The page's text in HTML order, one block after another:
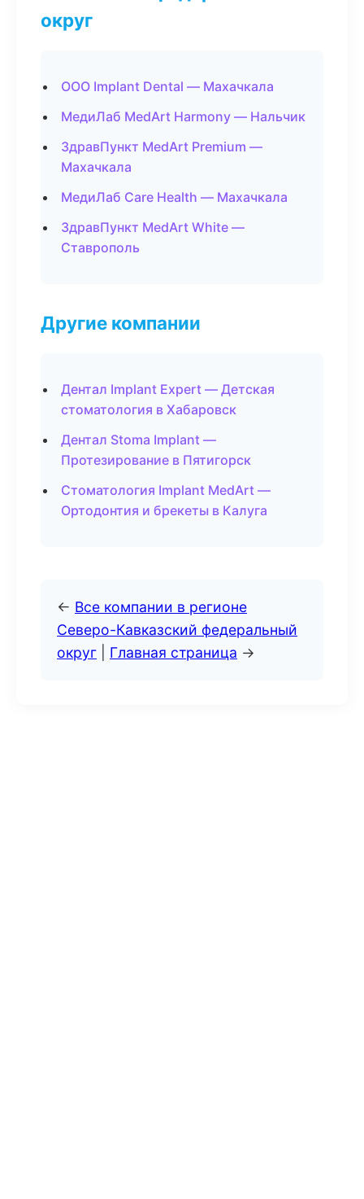
округ
ООО Implant Dental — Махачкала
МедиЛаб MedArt Harmony — Нальчик
ЗдравПункт MedArt Premium —
Махачкала
МедиЛаб Care Health — Махачкала
ЗдравПункт MedArt White —
Ставрополь
Другие компании
Дентал Implant Expert — Детская
стоматология в Хабаровск
Дентал Stoma Implant —
Протезирование в Пятигорск
Стоматология Implant MedArt —
Ортодонтия и брекеты в Калуга
← Все компании в регионе
Северо-Кавказский федеральный
округ
Главная страница →